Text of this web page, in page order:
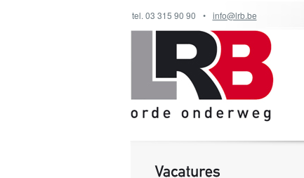
tel. 03 315 90 90 • info@lrb.be